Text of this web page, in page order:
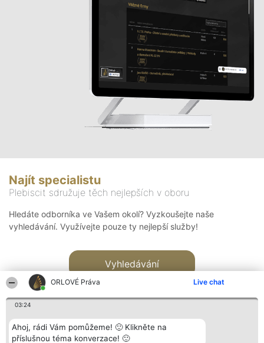
ORLOVÉ Práva Live chat
03:24
Ahoj, rádi Vám pomůžeme! 🙂 Klikněte na
příslušnou téma konverzace! 🙂
Najít specialistu
Plebiscit sdružuje těch nejlepších v oboru
Hledáte odborníka ve Vašem okolí? Vyzkoušejte naše
vyhledávání. Využívejte pouze ty nejlepší služby!
Vyhledávání